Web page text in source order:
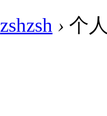
zshzsh › 个